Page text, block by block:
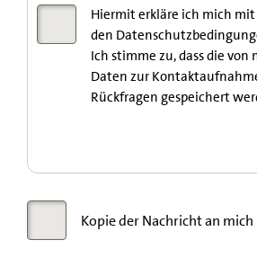
Hiermit erkläre ich mich mit
den
Ich stimme zu, dass die
Daten zur
Rückfragen gespeichert
Kopie der Nachricht an mich